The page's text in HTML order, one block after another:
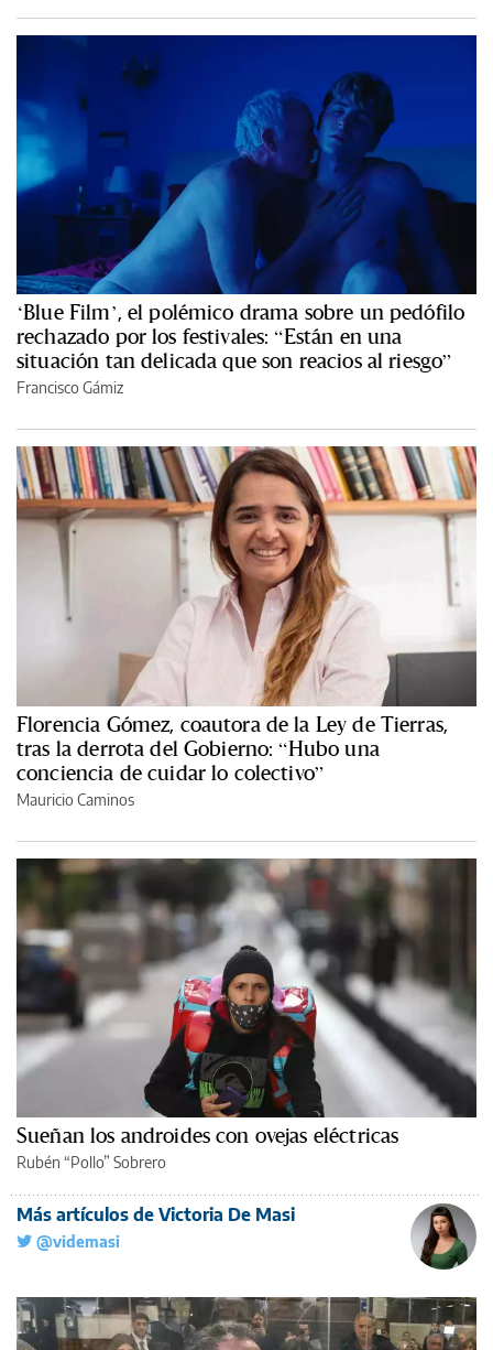
‘Blue Film’, el polémico drama sobre un pedófilo
rechazado por los festivales: “Están en una
situación tan delicada que son reacios al riesgo”
Francisco Gámiz
Florencia Gómez, coautora de la Ley de Tierras,
tras la derrota del Gobierno: “Hubo una
conciencia de cuidar lo colectivo”
Mauricio Caminos
Sueñan los androides con ovejas eléctricas
Rubén “Pollo” Sobrero
Más artículos de Victoria De Masi
@videmasi